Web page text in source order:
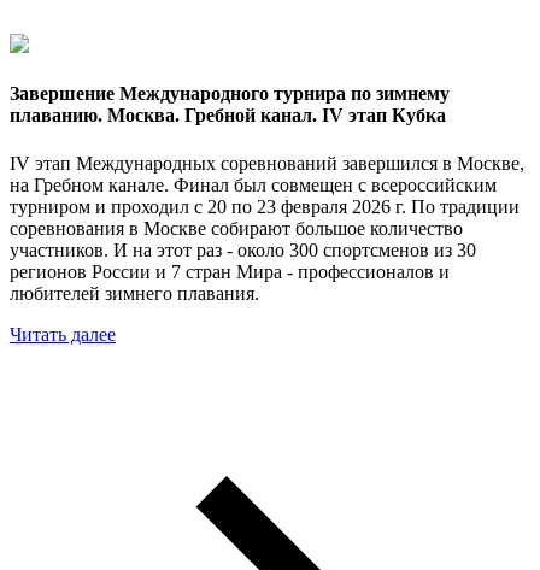
Завершение Международного турнира по зимнему
плаванию. Москва. Гребной канал. IV этап Кубка
IV этап Международных соревнований завершился в Москве,
на Гребном канале. Финал был совмещен с всероссийским
турниром и проходил с 20 по 23 февраля 2026 г. По традиции
соревнования в Москве собирают большое количество
участников. И на этот раз - около 300 спортсменов из 30
регионов России и 7 стран Мира - профессионалов и
любителей зимнего плавания.
Читать далее